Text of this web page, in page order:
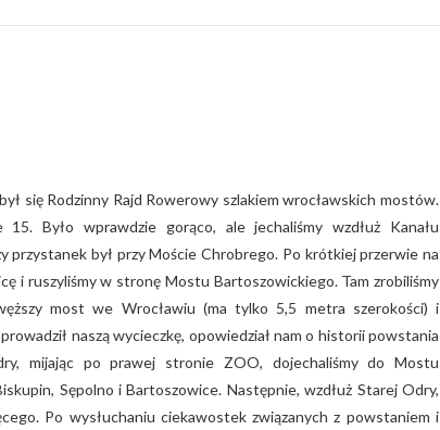
Było wprawdzie gorąco, ale jechaliśmy wzdłuż Kanału
przystanek był przy Moście Chrobrego. Po krótkiej przerwie na
i ruszyliśmy w stronę Mostu Bartoszowickiego. Tam zrobiliśmy
most we Wrocławiu (ma tylko 5,5 metra szerokości) i
naszą wycieczkę, opowiedział nam o historii powstania
mijając po prawej stronie ZOO, dojechaliśmy do Mostu
Sępolno i Bartoszowice. Następnie, wzdłuż Starej Odry,
Po wysłuchaniu ciekawostek związanych z powstaniem i